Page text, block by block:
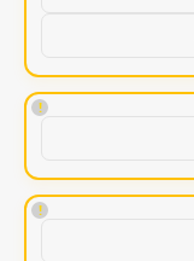
!
!